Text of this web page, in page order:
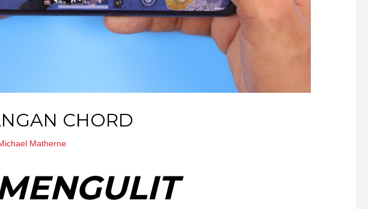
CHORD
Matherne